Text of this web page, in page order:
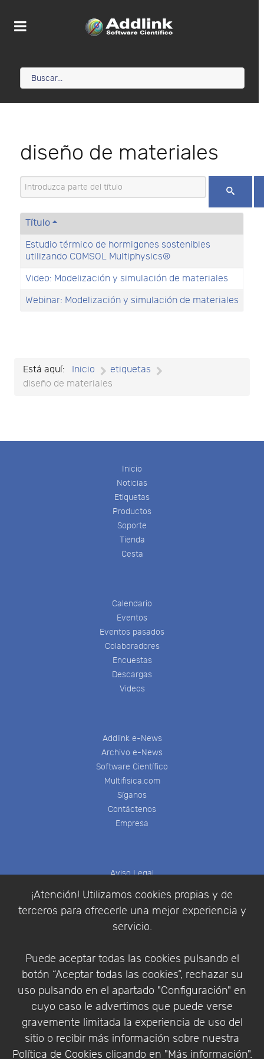
¡Atención! Utilizamos cookies propias y de
terceros para ofrecerle una mejor experiencia y
servicio.
Puede aceptar todas las cookies pulsando el
botón “Aceptar todas las cookies”, rechazar su
uso pulsando en el apartado "Configuración" en
cuyo caso le advertimos que puede verse
gravemente limitada la experiencia de uso del
sitio o recibir más información sobre nuestra
Política de Cookies clicando en "Más información".
diseño de materiales
Introduzca parte del título
Título
Estudio térmico de hormigones sostenibles
utilizando COMSOL Multiphysics®
Video: Modelización y simulación de materiales
Webinar: Modelización y simulación de materiales
Está aquí: Inicio
etiquetas
diseño de materiales
Inicio
Noticias
Etiquetas
Productos
Soporte
Tienda
Cesta
Calendario
Eventos
Eventos pasados
Colaboradores
Encuestas
Descargas
Videos
Addlink e-News
Archivo e-News
Software Científico
Multifisica.com
Síganos
Contáctenos
Empresa
Aviso Legal
Política de Privacidad
Condiciones de compra
Identificarse
Empresa|Aviso Legal| Política de Privacidad |
Política de Cookies
© Copyright 1994 - 2026. Addlink Software